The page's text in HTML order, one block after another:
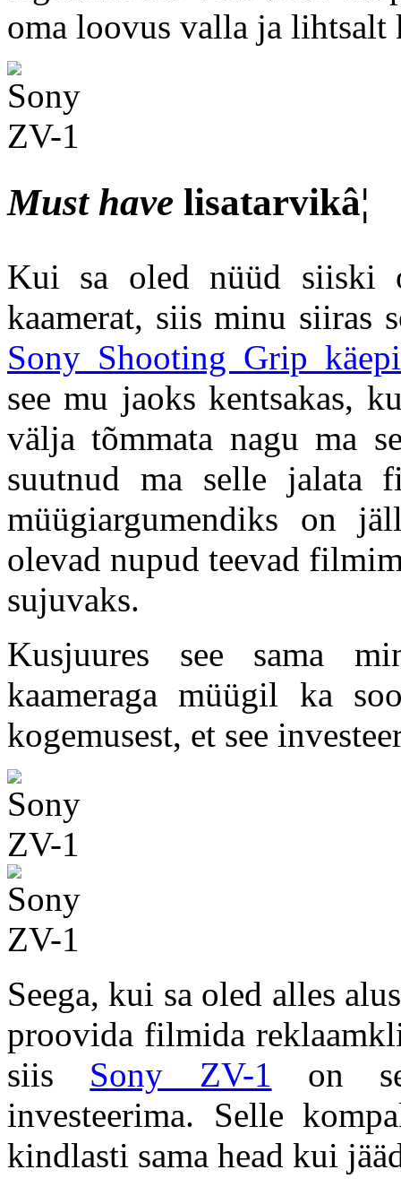
oma loovus valla ja lihtsalt
Must have lisatarvikâ¦
Kui sa oled nüüd siiski
kaamerat, siis minu siiras
Sony Shooting Grip
see mu jaoks kentsakas,
välja tõmmata nagu ma
suutnud ma selle jalata
müügiargumendiks on
olevad nupud teevad
sujuvaks.
Kusjuures see sama
kaameraga müügil ka
kogemusest, et see
Seega, kui sa oled alles
proovida filmida
siis Sony ZV-1 on
investeerima. Selle
kindlasti sama head kui